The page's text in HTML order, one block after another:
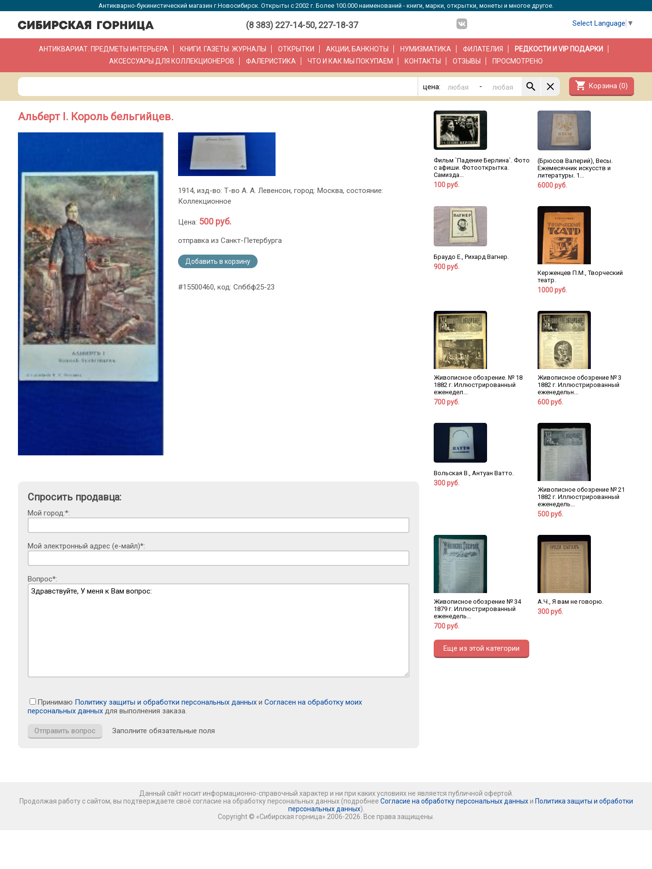
Антикварно-букинистический магазин г.Новосибирск. Открыты с 2002 г. Более 100.000 наименований - книги, марки, открытки, монеты и многое другое.
(8 383) 227-14-50, 227-18-37 Select Language ▼
АНТИКВАРИАТ. ПРЕДМЕТЫ ИНТЕРЬЕРА КНИГИ. ГАЗЕТЫ. ЖУРНАЛЫ ОТКРЫТКИ АКЦИИ, БАНКНОТЫ НУМИЗМАТИКА ФИЛАТЕЛИЯ
РЕДКОСТИ И VIP ПОДАРКИ
АКСЕССУАРЫ ДЛЯ КОЛЛЕКЦИОНЕРОВ
ФАЛЕРИСТИКА ЧТО И КАК МЫ ПОКУПАЕМ КОНТАКТЫ ОТЗЫВЫ ПРОСМОТРЕНО
цена: - shopping_cart Корзина (0)
Альберт I. Король бельгийцев.
1914, изд-во: Т-во А. А. Левенсон, город: Москва, состояние:
Коллекционное
Цена: 500 руб.
отправка из Санкт-Петербурга
Добавить в корзину
#15500460, код: Спббф25-23
Спросить продавца:
Мой город:*:
Мой электронный адрес (е-майл)*:
Вопрос*:
Принимаю Политику защиты и обработки персональных данных и Согласен на обработку моих
персональных данных для выполнения заказа.
Заполните обязательные поля
Фильм `Падение Берлина`. Фото
с афиши. Фотооткрытка.
Самизда...
100 руб.
(Брюсов Валерий), Весы.
Ежемесячник искусств и
литературы. 1...
6000 руб.
Браудо Е., Рихард Вагнер.
900 руб.
Керженцев П.М., Творческий
театр.
1000 руб.
Живописное обозрение. № 18
1882 г. Иллюстрированный
еженедел...
700 руб.
Живописное обозрение № 3
1882 г. Иллюстрированный
еженедельн...
600 руб.
Вольская В., Антуан Ватто.
300 руб.
Живописное обозрение № 21
1882 г. Иллюстрированный
еженедель...
500 руб.
Живописное обозрение № 34
1879 г. Иллюстрированный
еженедель...
700 руб.
А.Ч., Я вам не говорю.
300 руб.
Еще из этой категории
Данный сайт носит информационно-справочный характер и ни при каких условиях не является публичной офертой.
Продолжая работу с сайтом, вы подтверждаете своё согласие на обработку персональных данных (подробнее Согласие на обработку персональных данныхи Политика защиты и обработки
персональных данных).
Copyright © «Сибирская горница» 2006-2026. Все права защищены.